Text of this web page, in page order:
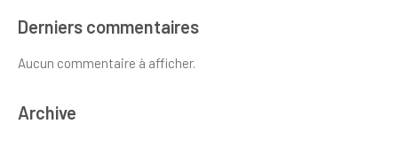
Derniers commentaires
Aucun commentaire à afficher.
Archive